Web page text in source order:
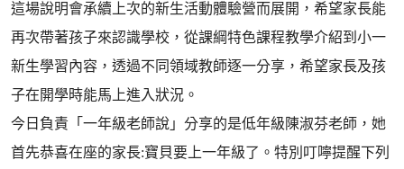
這場說明會承續上次的新生活動體驗營而展開，希望家長能
再次帶著孩子來認識學校，從課綱特色課程教學介紹到小一
新生學習內容，透過不同領域教師逐一分享，希望家長及孩
子在開學時能馬上進入狀況。
今日負責「一年級老師說」分享的是低年級陳淑芬老師，她
首先恭喜在座的家長:寶貝要上一年級了。特別叮嚀提醒下列